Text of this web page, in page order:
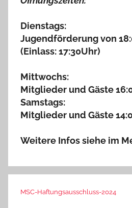
Dienstags:
Jugendförderung von
(Einlass: 17:30Uhr)
Mittwochs:
Mitglieder und Gäste
Samstags:
Mitglieder und Gäste
Weitere Infos siehe im
MSC-Haftungsausschluss-2024